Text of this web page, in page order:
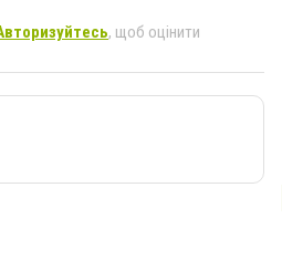
, щоб оцінити